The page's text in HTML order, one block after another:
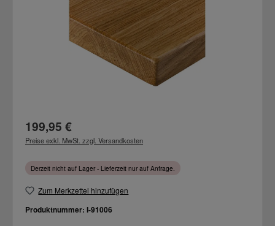
Regulärer Preis:
199,95 €
Preise exkl. MwSt. zzgl. Versandkosten
Derzeit nicht auf Lager - Lieferzeit nur auf Anfrage.
Zum Merkzettel hinzufügen
Produktnummer: I-91006